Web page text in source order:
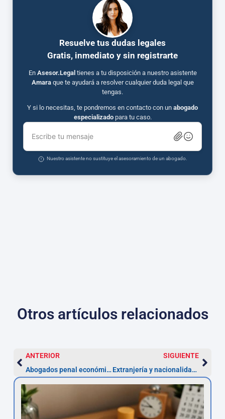
Resuelve tus dudas legales
Gratis, inmediato y sin registrarte
En Asesor.Legal tienes a tu disposición a nuestro asistente
Amaraque te ayudará a resolver cualquier duda legal que
tengas.
Y si lo necesitas, te pondremos en contacto con un abogado
especializadopara tu caso.
Escribe tu mensaje
Nuestro asistente no sustituye el asesoramiento de un abogado.
Otros artículos relacionados
ANTERIOR
Abogados penal económico Jerez — Defensa en 48 h
SIGUIENTE
Extranjería y nacionalidad en Jerez — trámites 3–6 meses